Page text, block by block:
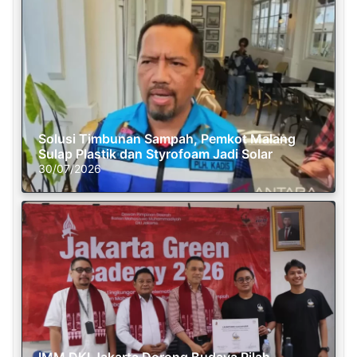
Solusi Timbunan Sampah, Pemkot Malang
Sulap Plastik dan Styrofoam Jadi Solar
30/07/2026